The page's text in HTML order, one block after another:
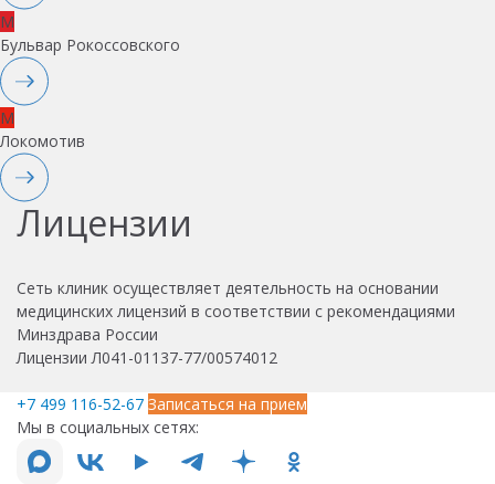
M
Бульвар Рокоссовского
M
Локомотив
Лицензии
Сеть клиник осуществляет деятельность на основании
медицинских лицензий в соответствии с рекомендациями
Минздрава России
Лицензии Л041-01137-77/00574012
+7 499 116-52-67 Записаться на прием
Мы в социальных сетях: